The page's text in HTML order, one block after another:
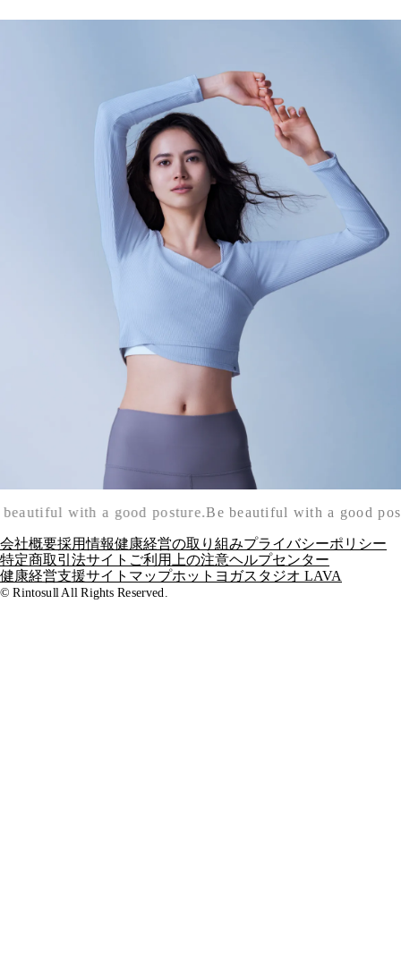
with a good posture.Be beautiful with a good
会社概要採用情報健康経営の取り組みプライバシーポリシー
特定商取引法サイトご利用上の注意ヘルプセンター
健康経営支援サイトマップホットヨガスタジオ LAVA
© Rintosull All Rights Reserved.